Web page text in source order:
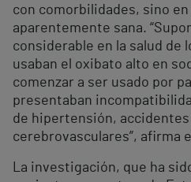
con comorbilidades, sino
aparentemente sana.
considerable en la salud de
usaban el oxibato alto en
comenzar a ser usado por
presentaban
de hipertensión, accidentes
cerebrovasculares”, afirma
La investigación, que ha